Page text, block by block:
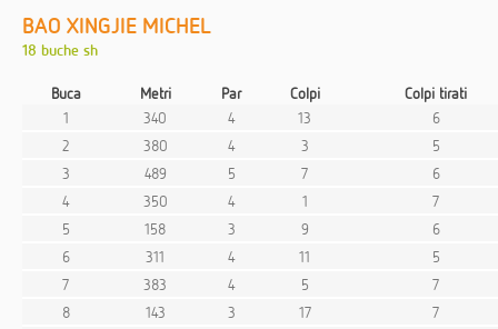
BAO XINGJIE MICHEL
18 buche sh
Buca Metri Par Colpi
Colpi tirati
1
340 4 13
6
2
380 4 3
5
3
489 5 7
6
4
350 4 1
7
5
158 3 9
6
6
311 4 11
5
7
383 4 5
7
8
143 3 17
7